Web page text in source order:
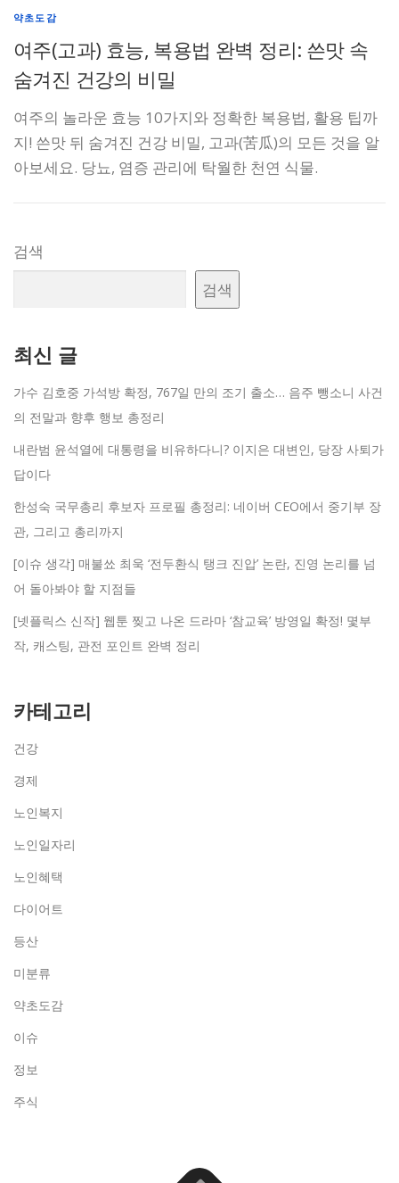
약초도감
여주(고과) 효능, 복용법 완벽 정리: 쓴맛 속
숨겨진 건강의 비밀
여주의 놀라운 효능 10가지와 정확한 복용법, 활용 팁까
지! 쓴맛 뒤 숨겨진 건강 비밀, 고과(苦瓜)의 모든 것을 알
아보세요. 당뇨, 염증 관리에 탁월한 천연 식물.
검색
검색
최신 글
가수 김호중 가석방 확정, 767일 만의 조기 출소… 음주 뺑소니 사건
의 전말과 향후 행보 총정리
내란범 윤석열에 대통령을 비유하다니? 이지은 대변인, 당장 사퇴가
답이다
한성숙 국무총리 후보자 프로필 총정리: 네이버 CEO에서 중기부 장
관, 그리고 총리까지
[이슈 생각] 매불쑈 최욱 ‘전두환식 탱크 진압’ 논란, 진영 논리를 넘
어 돌아봐야 할 지점들
[넷플릭스 신작] 웹툰 찢고 나온 드라마 ‘참교육’ 방영일 확정! 몇부
작, 캐스팅, 관전 포인트 완벽 정리
카테고리
건강
경제
노인복지
노인일자리
노인혜택
다이어트
등산
미분류
약초도감
이슈
정보
주식